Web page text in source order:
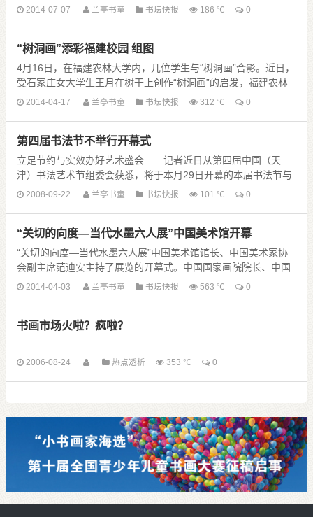
7月2日，甘肃省通渭县第四届书画艺术节曁《书画频道进万家—
2014-07-07 兰亭书童 书坛快报 186 ℃ 0
“树洞画”添彩福建校园 组图
4月16日，在福建农林大学内，几位学生与“树洞画”合影。近日，
受石家庄女大学生王月在树干上创作“树洞画”的启发，福建农林
大学2012级室内与家居设计1班的25位......
2014-04-17 兰亭书童 书坛快报 312 ℃ 0
第四届书法节不举行开幕式
立足节约与实效办好艺术盛会 记者近日从第四届中国（天
津）书法艺术节组委会获悉，将于本月29日开幕的本届书法节与
往届比较将有一个重要变化，就是不举办开幕式。 书法节组委会
2008-09-22 兰亭书童 书坛快报 101 ℃ 0
“关切的向度—当代水墨六人展”中国美术馆开幕
“关切的向度—当代水墨六人展”中国美术馆馆长、中国美术家协
会副主席范迪安主持了展览的开幕式。中国国家画院院长、中国
美术家协会副主席杨晓阳在展览开幕式上讲话。本次......
2014-04-03 兰亭书童 书坛快报 563 ℃ 0
书画市场火啦？疯啦？
2006-08-24 热点透析 353 ℃ 0